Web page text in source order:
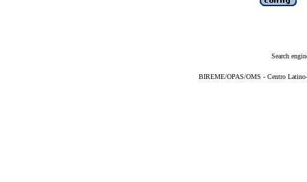
Search
BIREME/OPAS/OMS - Centro Latino-